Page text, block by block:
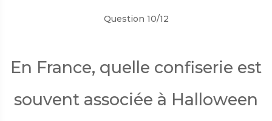
Question 10/12
En France, quelle confiserie est
souvent associée à Halloween